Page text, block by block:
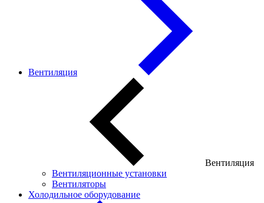
Вентиляция
Вентиляция
Вентиляционные установки
Вентиляторы
Холодильное оборудование